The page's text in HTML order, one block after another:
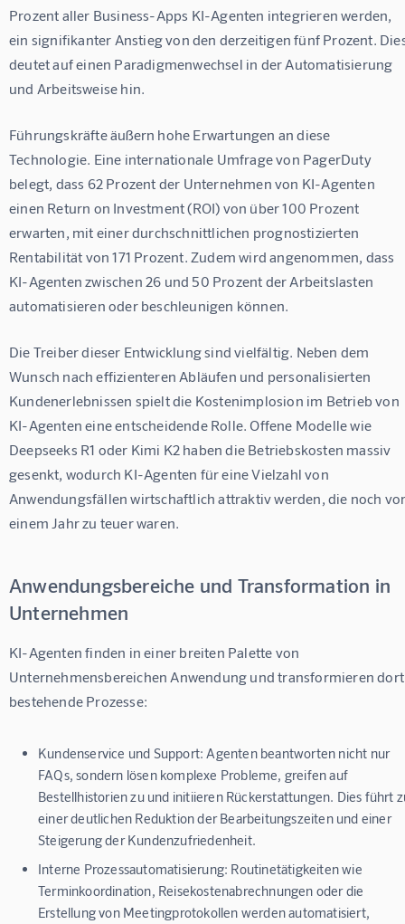
Prozent aller Business-Apps KI-Agenten integrieren werden,
ein signifikanter Anstieg von den derzeitigen fünf Prozent.
deutet auf einen Paradigmenwechsel in der Automatisierung
und Arbeitsweise hin.
Führungskräfte äußern hohe Erwartungen an diese
Technologie. Eine internationale Umfrage von PagerDuty
belegt, dass 62 Prozent der Unternehmen von KI-Agenten
einen Return on Investment (ROI) von über 100 Prozent
erwarten, mit einer durchschnittlichen prognostizierten
Rentabilität von 171 Prozent. Zudem wird angenommen, dass
KI-Agenten zwischen 26 und 50 Prozent der Arbeitslasten
automatisieren oder beschleunigen können.
Die Treiber dieser Entwicklung sind vielfältig. Neben dem
Wunsch nach effizienteren Abläufen und personalisierten
Kundenerlebnissen spielt die Kostenimplosion im Betrieb von
KI-Agenten eine entscheidende Rolle. Offene Modelle wie
Deepseeks R1 oder Kimi K2 haben die Betriebskosten massiv
gesenkt, wodurch KI-Agenten für eine Vielzahl von
Anwendungsfällen wirtschaftlich attraktiv werden, die noch
einem Jahr zu teuer waren.
Anwendungsbereiche und Transformation in
Unternehmen
KI-Agenten finden in einer breiten Palette von
Unternehmensbereichen Anwendung und transformieren
bestehende Prozesse:
Kundenservice und Support: Agenten beantworten nicht nur
FAQs, sondern lösen komplexe Probleme, greifen auf
Bestellhistorien zu und initiieren Rückerstattungen. Dies führt
einer deutlichen Reduktion der Bearbeitungszeiten und einer
Steigerung der Kundenzufriedenheit.
Interne Prozessautomatisierung: Routinetätigkeiten wie
Terminkoordination, Reisekostenabrechnungen oder die
Erstellung von Meetingprotokollen werden automatisiert,